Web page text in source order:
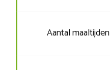
Aantal maaltijden